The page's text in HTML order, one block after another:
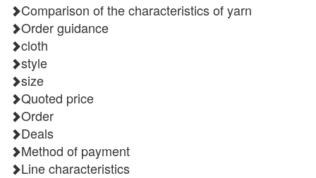
Comparison of the characteristics of yarn
Order guidance
cloth
style
size
Quoted price
Order
Deals
Method of payment
Line characteristics